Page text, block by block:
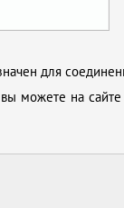
для
можете на